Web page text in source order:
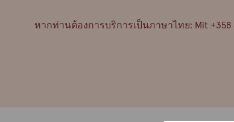
หากท่านต้องการบริการเป็นภาษาไทย: Mit +358